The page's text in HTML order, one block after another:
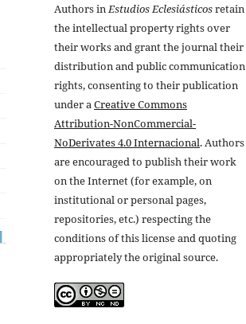
Authors inEstudios Eclesiásticosretain
the intellectual property rights over
their works and grant the journal their
distribution and public communication
rights, consenting to their publication
under aCreative Commons
Attribution-NonCommercial-
NoDerivates 4.0 Internacional. Authors
are encouraged to publish their work
on the Internet (for example, on
institutional or personal pages,
repositories, etc.) respecting the
conditions of this license and quoting
appropriately the original source.